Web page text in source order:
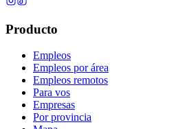
Producto
Empleos
Empleos por área
Empleos remotos
Para vos
Empresas
Por provincia